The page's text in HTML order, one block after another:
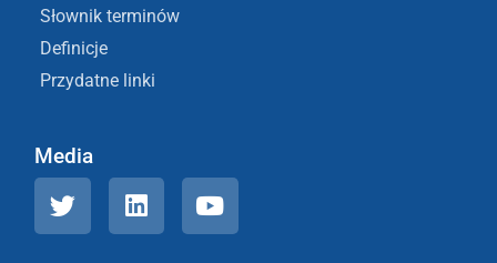
Słownik terminów
Definicje
Przydatne linki
Media